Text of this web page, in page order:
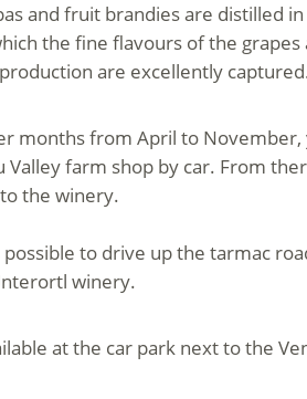
and fruit brandies are distilled
the fine flavours of the
are excellently
months from April to November,
Valley farm shop by car. From
the winery.
possible to drive up the tarmac
winery.
at the car park next to the